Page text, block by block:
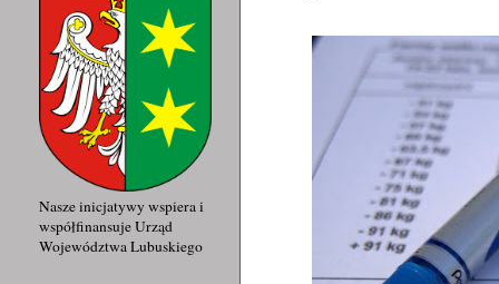
Nasze inicjatywy wspiera i
współfinansuje Urząd
Województwa Lubuskiego